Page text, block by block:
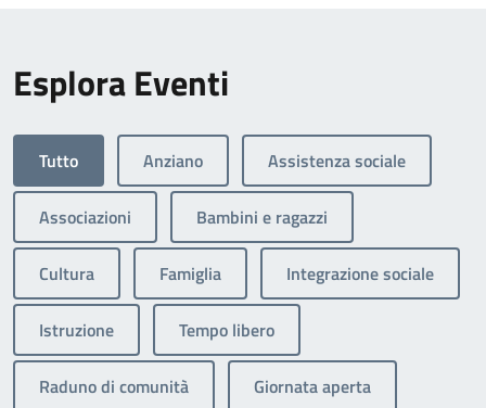
Esplora Eventi
Tutto Anziano Assistenza sociale
Associazioni Bambini e ragazzi
Cultura Famiglia Integrazione sociale
Istruzione Tempo libero
Raduno di comunità Giornata aperta